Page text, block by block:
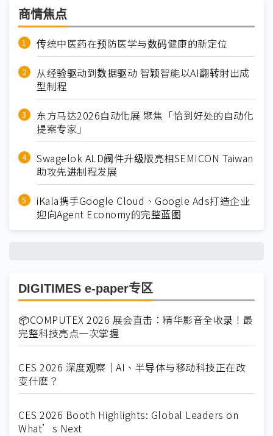
商情焦点
传统中医药在预防医学与数码健康的新定位
从经验驱动到数据驱动 智颖智能以AI翻转射出成
型制程
东方马达2026自动化展 聚焦「恰到好处的自动化
提案专家」
Swagelok ALD阀件升级版亮相SEMICON Taiwan
助攻先进制程发展
iKala携手Google Cloud、Google Ads打造企业
迎向Agent Economy的完整蓝图
DIGITIMES e-paper专区
📦COMPUTEX 2026 展会直击：精华影音全收录！最
完整科技亮点一次掌握
CES 2026 深度观察｜AI、半导体与移动科技正在改
变什麽？
CES 2026 Booth Highlights: Global Leaders on
What’s Next